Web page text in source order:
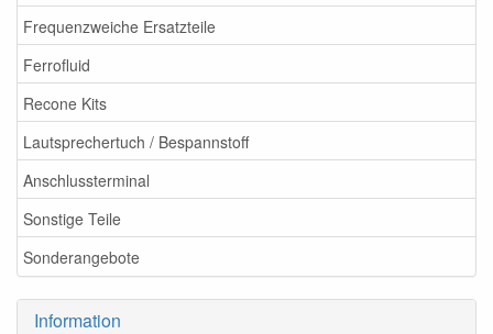
Frequenzweiche Ersatzteile
Ferrofluid
Recone Kits
Lautsprechertuch / Bespannstoff
Anschlussterminal
Sonstige Teile
Sonderangebote
Information